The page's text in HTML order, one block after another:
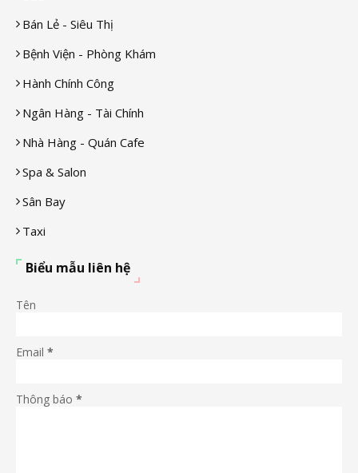
Bán Lẻ - Siêu Thị
Bệnh Viện - Phòng Khám
Hành Chính Công
Ngân Hàng - Tài Chính
Nhà Hàng - Quán Cafe
Spa & Salon
Sân Bay
Taxi
Biểu mẫu liên hệ
Tên
Email *
Thông báo *